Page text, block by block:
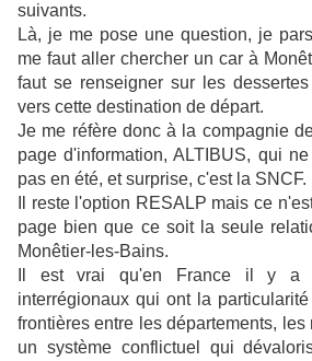
suivants.
Là, je me pose une question, je
me faut aller chercher un car à
faut se renseigner sur les
vers cette destination de départ.
Je me réfère donc à la compagnie
page d'information, ALTIBUS, qui
pas en été, et surprise, c'est la SNCF.
Il reste l'option RESALP mais ce
page bien que ce soit la seule
Monêtier-les-Bains.
Il est vrai qu'en France il y a
interrégionaux qui ont la
frontières entre les départements,
un système conflictuel qui